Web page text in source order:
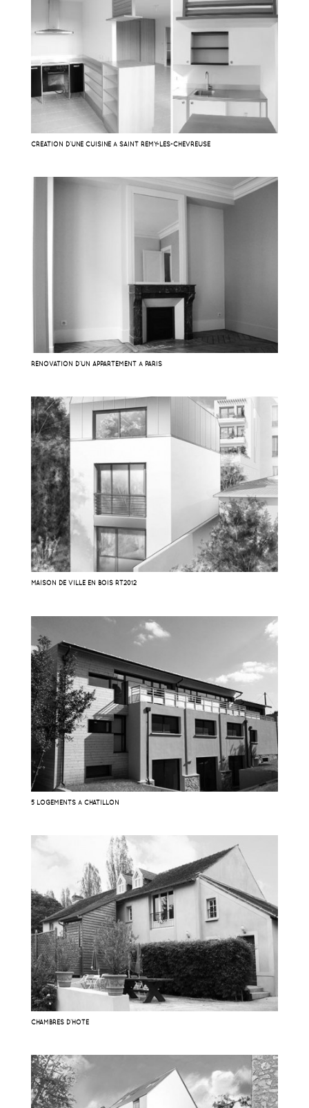
CRÉATION D’UNE CUISINE À SAINT RÉMY-LES-CHEVREUSE
RÉNOVATION D’UN APPARTEMENT À PARIS
MAISON DE VILLE EN BOIS RT2012
5 LOGEMENTS À CHATILLON
CHAMBRES D’HOTE